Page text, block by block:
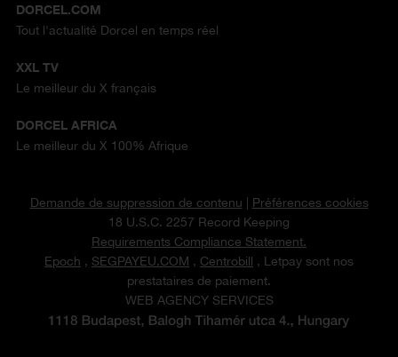
DORCEL.COM
Tout l'actualité Dorcel en temps réel
XXL TV
Le meilleur du X français
DORCEL AFRICA
Le meilleur du X 100% Afrique
Demande de suppression de contenu | Préférences cookies
18 U.S.C. 2257 Record Keeping
Requirements Compliance Statement.
Epoch , SEGPAYEU.COM , Centrobill , Letpay sont nos
prestataires de paiement.
WEB AGENCY SERVICES